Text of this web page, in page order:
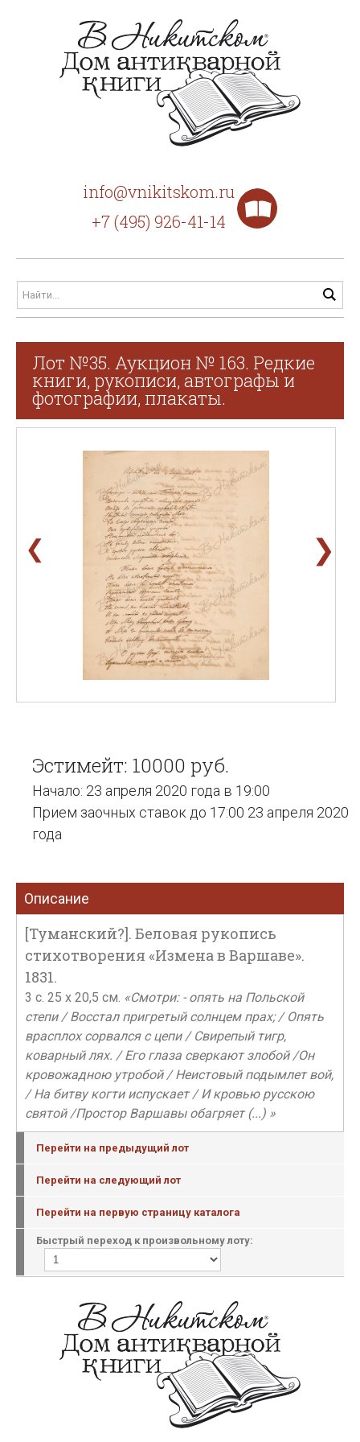
info@vnikitskom.ru
+7 (495) 926-41-14
Лот №35. Аукцион № 163. Редкие
книги, рукописи, автографы и
фотографии, плакаты.
❮ ❯
Эстимейт: 10000 руб.
Начало: 23 апреля 2020 года в 19:00
Прием заочных ставок до 17:00 23 апреля 2020
года
Описание
[Туманcкий?]. Беловая рукопись
стихотворения «Измена в Варшаве».
1831.
3 с. 25 x 20,5 см. «Смотри: - опять на Польской
степи / Восстал пригретый солнцем прах; / Опять
врасплох сорвался с цепи / Свирепый тигр,
коварный лях. / Его глаза сверкают злобой /Он
кровожадною утробой / Неистовый подымлет вой,
/ На битву когти испускает / И кровью русскою
святой /Простор Варшавы обагряет (...) »
Перейти на предыдущий лот
Перейти на следующий лот
Перейти на первую страницу каталога
Быстрый переход к произвольному лоту: